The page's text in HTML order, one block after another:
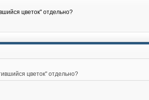
цветок" отдельно?
цветок" отдельно?